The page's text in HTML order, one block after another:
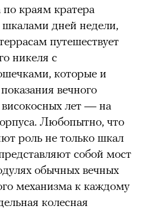
краям кратера
шкалами дней недели,
путешествует
никеля с
которые и
вечного
лет — на
Любопытно, что
роль не только шкал
собой мост
обычных вечных
механизма к каждому
колесная